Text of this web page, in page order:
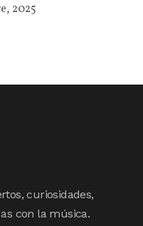
2025
curiosidades,
con la música.